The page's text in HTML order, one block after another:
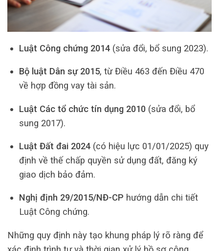
Luật Công chứng 2014(sửa đổi, bổ sung 2023).
Bộ luật Dân sự 2015, từ Điều 463 đến Điều 470
về hợp đồng vay tài sản.
Luật Các tổ chức tín dụng 2010(sửa đổi, bổ
sung 2017).
Luật Đất đai 2024(có hiệu lực 01/01/2025) quy
định về thế chấp quyền sử dụng đất, đăng ký
giao dịch bảo đảm.
Nghị định 29/2015/NĐ-CP hướng dẫn chi tiết
Luật Công chứng.
Những quy định này tạo khung pháp lý rõ ràng để